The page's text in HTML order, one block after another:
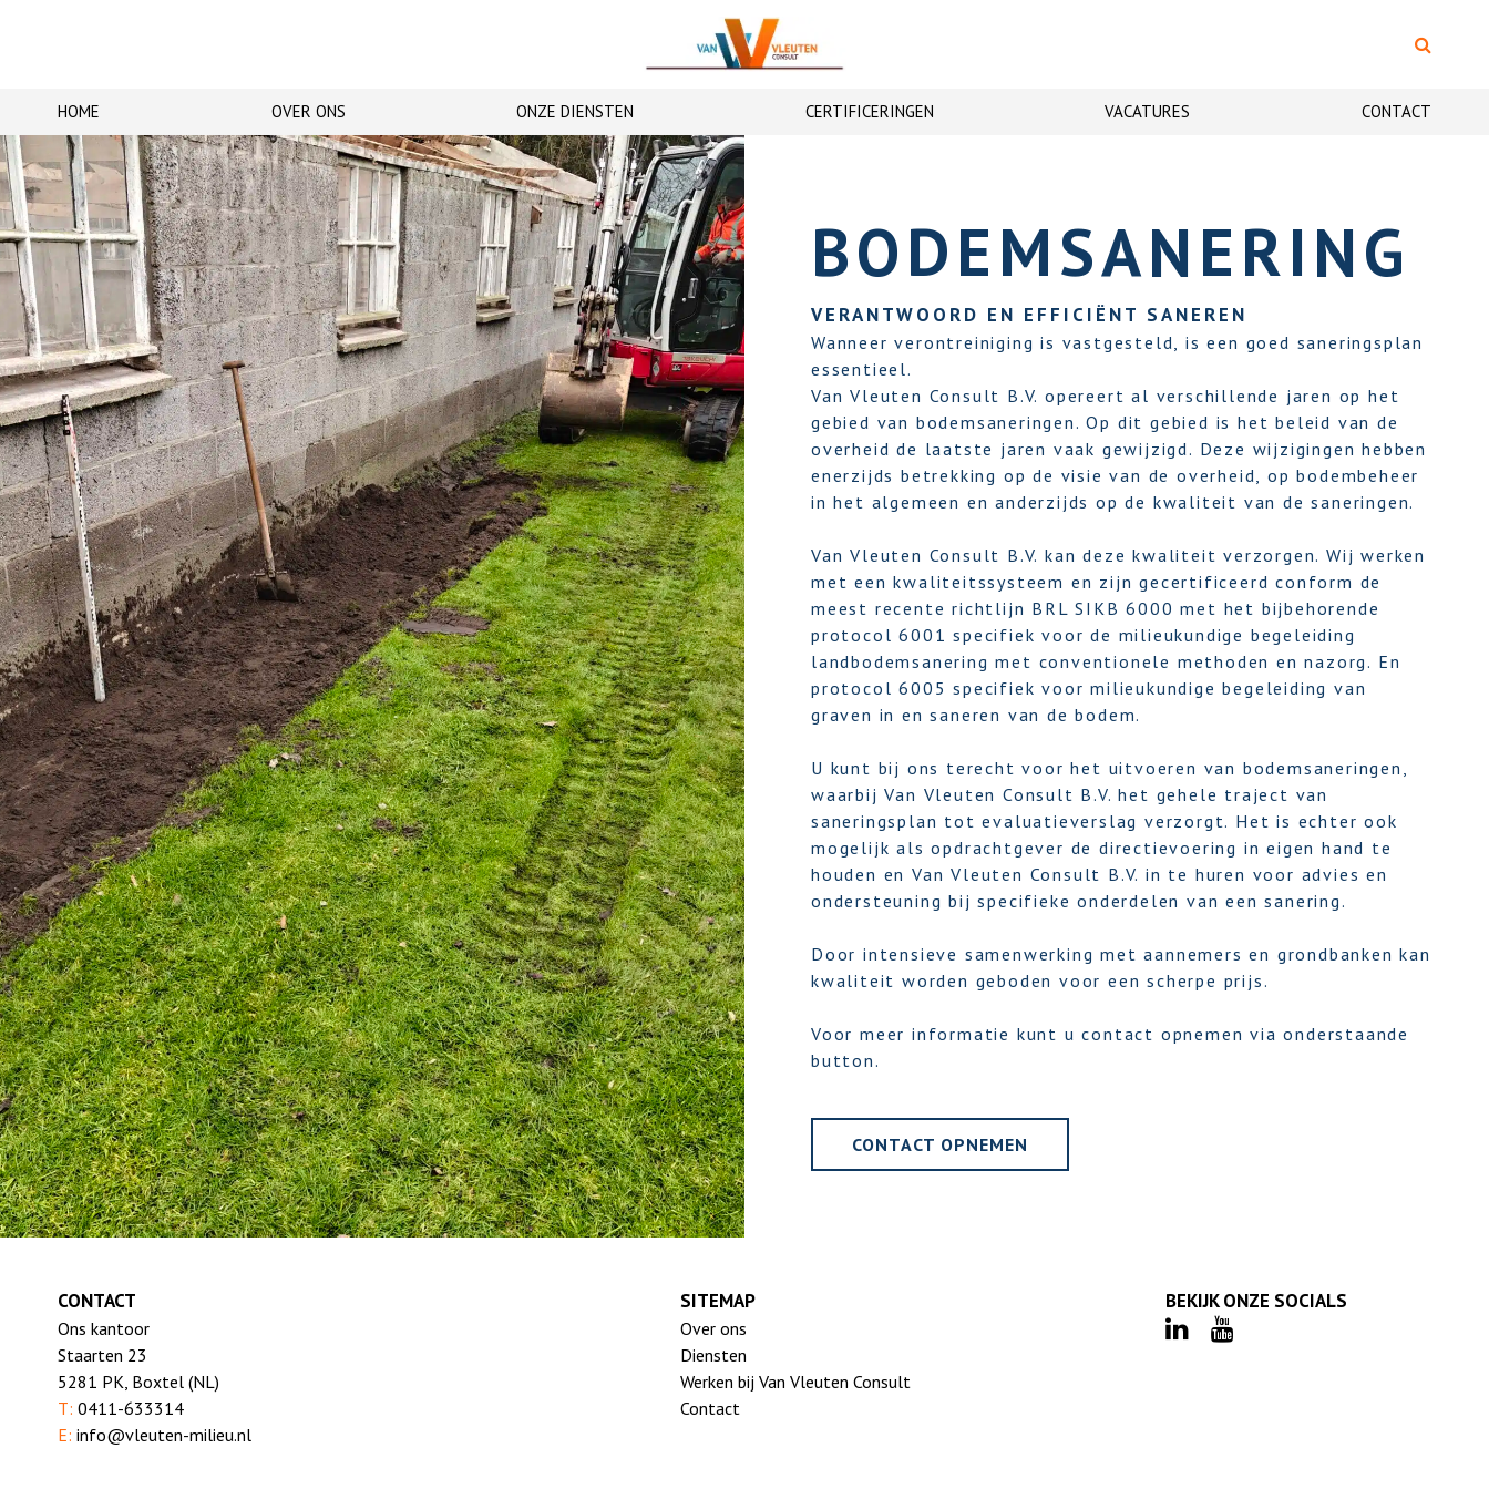
HOME OVER ONS ONZE DIENSTEN CERTIFICERINGEN VACATURES CONTACT
BODEMSANERING
VERANTWOORD EN EFFICIËNT SANEREN
Wanneer verontreiniging is vastgesteld, is een goed saneringsplan
essentieel.
Van Vleuten Consult B.V. opereert al verschillende jaren op het
gebied van bodemsaneringen. Op dit gebied is het beleid van de
overheid de laatste jaren vaak gewijzigd. Deze wijzigingen hebben
enerzijds betrekking op de visie van de overheid, op bodembeheer
in het algemeen en anderzijds op de kwaliteit van de saneringen.
Van Vleuten Consult B.V. kan deze kwaliteit verzorgen. Wij werken
met een kwaliteitssysteem en zijn gecertificeerd conform de
meest recente richtlijn BRL SIKB 6000 met het bijbehorende
protocol 6001 specifiek voor de milieukundige begeleiding
landbodemsanering met conventionele methoden en nazorg. En
protocol 6005 specifiek voor milieukundige begeleiding van
graven in en saneren van de bodem.
U kunt bij ons terecht voor het uitvoeren van bodemsaneringen,
waarbij Van Vleuten Consult B.V. het gehele traject van
saneringsplan tot evaluatieverslag verzorgt. Het is echter ook
mogelijk als opdrachtgever de directievoering in eigen hand te
houden en Van Vleuten Consult B.V. in te huren voor advies en
ondersteuning bij specifieke onderdelen van een sanering.
Door intensieve samenwerking met aannemers en grondbanken kan
kwaliteit worden geboden voor een scherpe prijs.
Voor meer informatie kunt u contact opnemen via onderstaande
button.
CONTACT OPNEMEN
CONTACT
Ons kantoor
Staarten 23
5281 PK, Boxtel (NL)
T: 0411-633314
E: info@vleuten-milieu.nl
SITEMAP
Over ons
Diensten
Werken bij Van Vleuten Consult
Contact
BEKIJK ONZE SOCIALS